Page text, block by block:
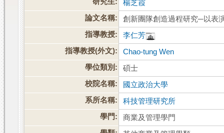
楊芝霞
論文名稱:
創新團隊創造過程研究─以表
指導教授:
李仁芳
指導教授(外文):
Chao-tung Wen
學位類別:
碩士
校院名稱:
國立政治大學
系所名稱:
科技管理研究所
學門:
商業及管理學門